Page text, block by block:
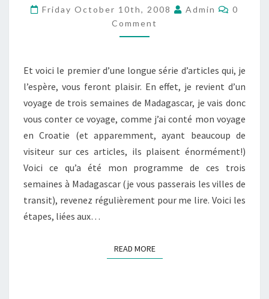
–
MADAGASCAR
Friday October 10th, 2008 Admin
0
Comment
Et voici le premier d’une longue série d’articles qui, je
l’espère, vous feront plaisir. En effet, je revient d’un
voyage de trois semaines de Madagascar, je vais donc
vous conter ce voyage, comme j’ai conté mon voyage
en Croatie (et apparemment, ayant beaucoup de
visiteur sur ces articles, ils plaisent énormément!)
Voici ce qu’a été mon programme de ces trois
semaines à Madagascar (je vous passerais les villes de
transit), revenez régulièrement pour me lire. Voici les
étapes, liées aux…
READ MOREREAD MORE